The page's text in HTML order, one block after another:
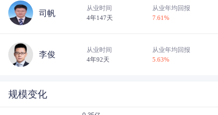
司帆
从业时间
4年147天
从业年均回报
7.61%
李俊
从业时间
4年92天
从业年均回报
5.63%
规模变化